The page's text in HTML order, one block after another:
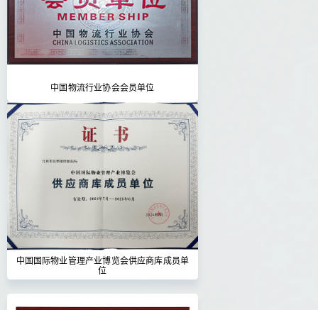
中国物流行业协会会员单位
中国国际物业管理产业博览会供应商库成员单
位